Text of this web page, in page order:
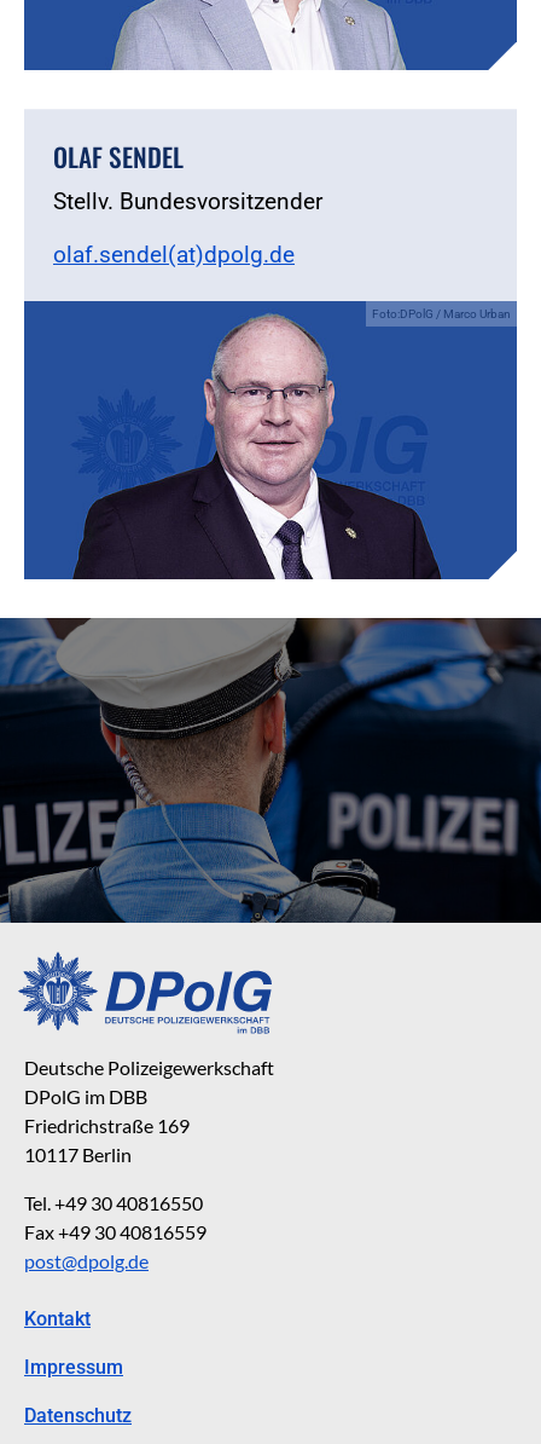
OLAF SENDEL
Stellv. Bundesvorsitzender
olaf.sendel(at)dpolg.de
Foto:DPolG / Marco Urban
Deutsche Polizeigewerkschaft
DPolG im DBB
Friedrichstraße 169
10117 Berlin
Tel. +49 30 40816550
Fax +49 30 40816559
post@dpolg.de
Kontakt
Impressum
Datenschutz